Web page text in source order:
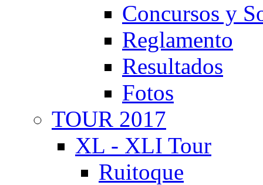
Concursos y
Reglamento
Resultados
Fotos
TOUR 2017
XL - XLI Tour
Ruitoque